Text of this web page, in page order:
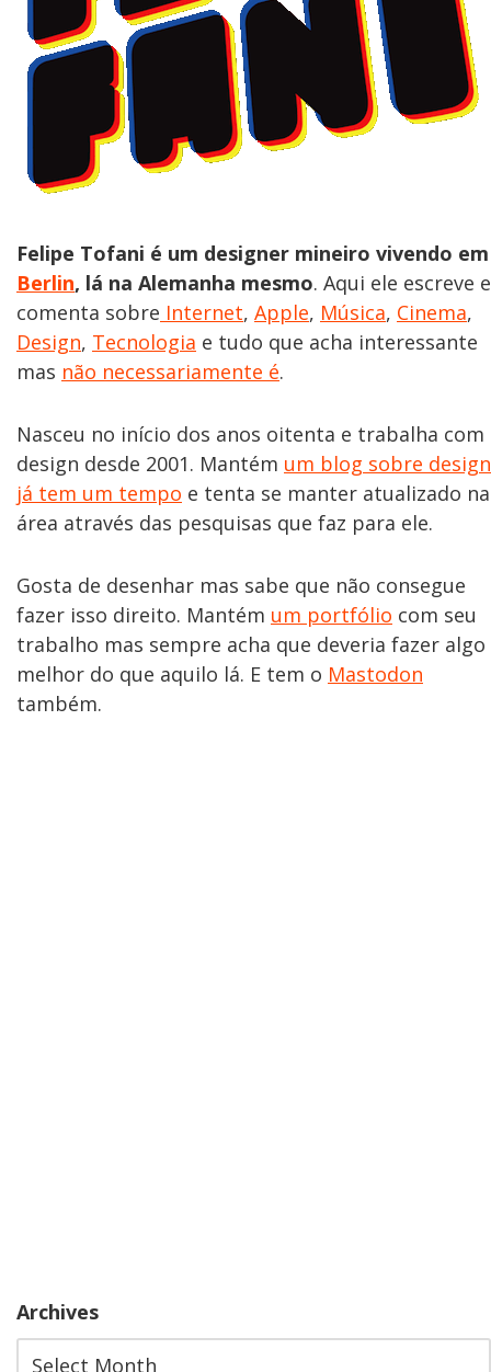
Felipe Tofani é um designer mineiro vivendo em
Berlin, lá na Alemanha mesmo. Aqui ele escreve e
comenta sobre Internet, Apple, Música, Cinema,
Design, Tecnologia e tudo que acha interessante
mas não necessariamente é.
Nasceu no início dos anos oitenta e trabalha com
design desde 2001. Mantém um blog sobre design
já tem um tempo e tenta se manter atualizado na
área através das pesquisas que faz para ele.
Gosta de desenhar mas sabe que não consegue
fazer isso direito. Mantém um portfólio com seu
trabalho mas sempre acha que deveria fazer algo
melhor do que aquilo lá. E tem o Mastodon
também.
Archives